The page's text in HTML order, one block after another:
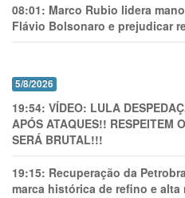
08:01: Marco Rubio lidera
Flávio Bolsonaro e prejudicar
5/8/2026
19:54: VÍDEO: LULA
APÓS ATAQUES!! RESPEITEM
SERÁ BRUTAL!!!
19:15: Recuperação da
marca histórica de refino e